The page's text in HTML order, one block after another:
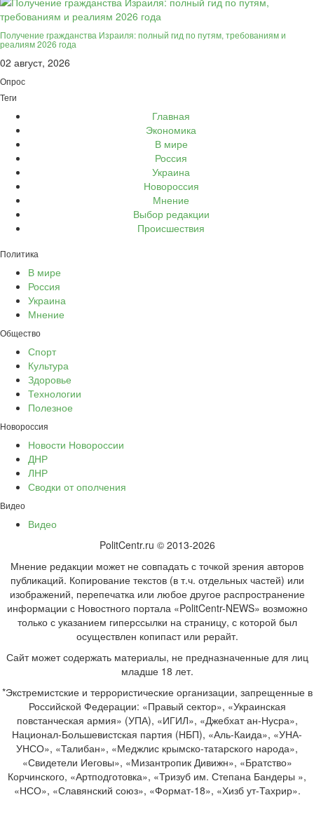
Получение гражданства Израиля: полный гид по путям, требованиям и
реалиям 2026 года
02 август, 2026
Опрос
Теги
Главная
Экономика
В мире
Россия
Украина
Новороссия
Мнение
Выбор редакции
Происшествия
Политика
В мире
Россия
Украина
Мнение
Общество
Спорт
Культура
Здоровье
Технологии
Полезное
Новороссия
Новости Новороссии
ДНР
ЛНР
Сводки от ополчения
Видео
Видео
PolitCentr.ru © 2013-2026
Мнение редакции может не совпадать с точкой зрения авторов
публикаций. Копирование текстов (в т.ч. отдельных частей) или
изображений, перепечатка или любое другое распространение
информации с Новостного портала «PolitCentr-NEWS» возможно
только с указанием гиперссылки на страницу, с которой был
осуществлен копипаст или рерайт.
Сайт может содержать материалы, не предназначенные для лиц
младше 18 лет.
*Экстремистские и террористические организации, запрещенные в
Российской Федерации: «Правый сектор», «Украинская
повстанческая армия» (УПА), «ИГИЛ», «Джебхат ан-Нусра»,
Национал-Большевистская партия (НБП), «Аль-Каида», «УНА-
УНСО», «Талибан», «Меджлис крымско-татарского народа»,
«Свидетели Иеговы», «Мизантропик Дивижн», «Братство»
Корчинского, «Артподготовка», «Тризуб им. Степана Бандеры »,
«НСО», «Славянский союз», «Формат-18», «Хизб ут-Тахрир».